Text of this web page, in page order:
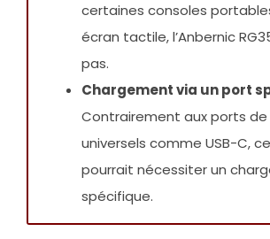
certaines consoles
écran tactile, l’Anbernic
pas.
Chargement via un port
Contrairement aux ports
universels comme USB-C,
pourrait nécessiter un
spécifique.